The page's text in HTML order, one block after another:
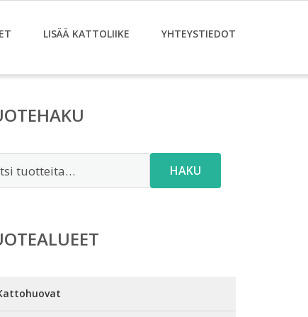
LISÄÄ KATTOLIIKE YHTEYSTIEDOT
HAKU